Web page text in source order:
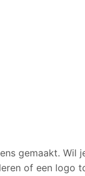
gemaakt.
of een logo